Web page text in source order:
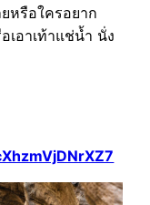
หรือใครอยาก
เอาเท้าแช่น้ำ นั่ง